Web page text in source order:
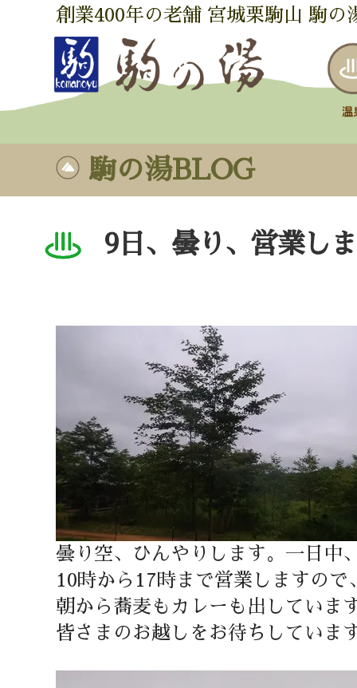
創業400年の老舗 宮城栗駒山 駒の
駒の湯BLOG
9日、曇り、営業し
曇り空、ひんやりします。一日中
10時から17時まで営業しますので
朝から蕎麦もカレーも出していま
皆さまのお越しをお待ちしていま